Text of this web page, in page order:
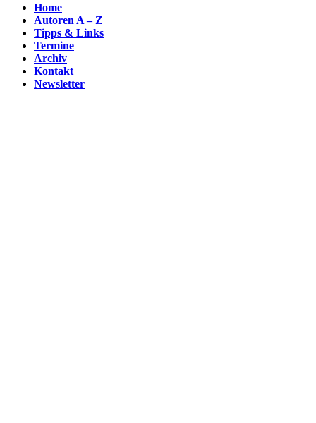
Home
Autoren A – Z
Tipps & Links
Termine
Archiv
Kontakt
Newsletter